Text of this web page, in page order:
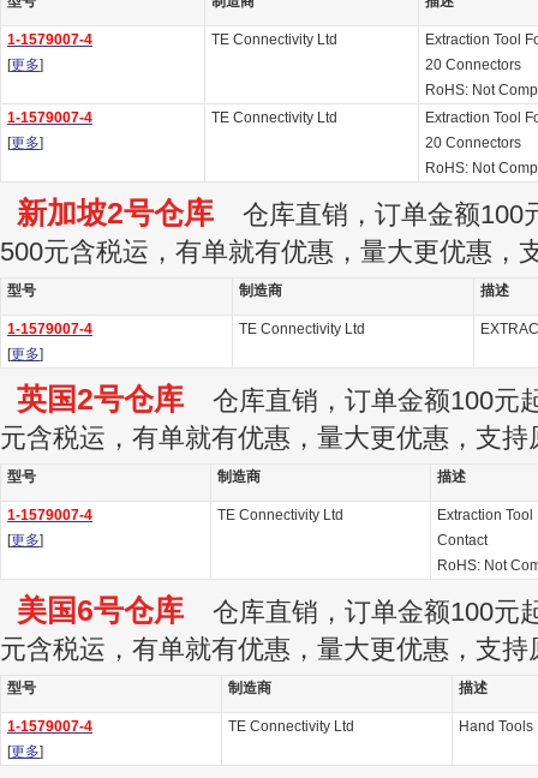
1-1579007-4
[更多]
TE Connectivity Ltd
Extraction Tool
20 Connectors
RoHS: Not
1-1579007-4
[更多]
TE Connectivity Ltd
Extraction Tool
20 Connectors
RoHS: Not
新加坡2号仓库 仓库直销，订单金额100
500元含税运，有单就有优惠，量大更优惠，
型号 制造商 描述
1-1579007-4
[更多]
TE Connectivity Ltd
英国2号仓库 仓库直销，订单金额100元
元含税运，有单就有优惠，量大更优惠，支持
型号 制造商 描述
1-1579007-4
[更多]
TE Connectivity Ltd
Extraction
Contact
RoHS: Not
美国6号仓库 仓库直销，订单金额100元
元含税运，有单就有优惠，量大更优惠，支持
型号 制造商 描述
1-1579007-4
[更多]
TE Connectivity Ltd Hand Tools